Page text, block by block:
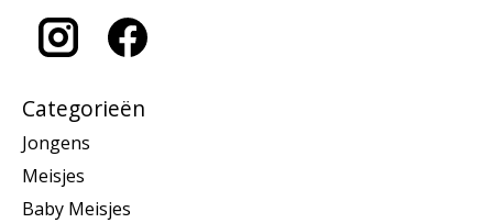
Categorieën
Jongens
Meisjes
Baby Meisjes